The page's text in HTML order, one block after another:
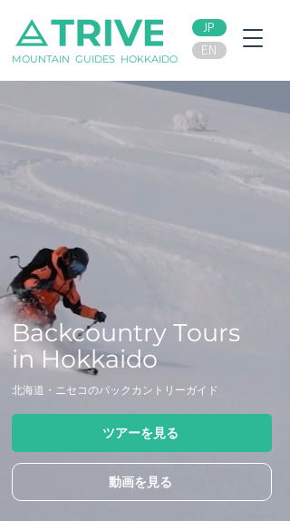
MOUNTAIN GUIDES HOKKAIDO
JP
EN
Backcountry Tours
in Hokkaido
北海道・ニセコのバックカントリーガイド
ツアーを見る
動画を見る